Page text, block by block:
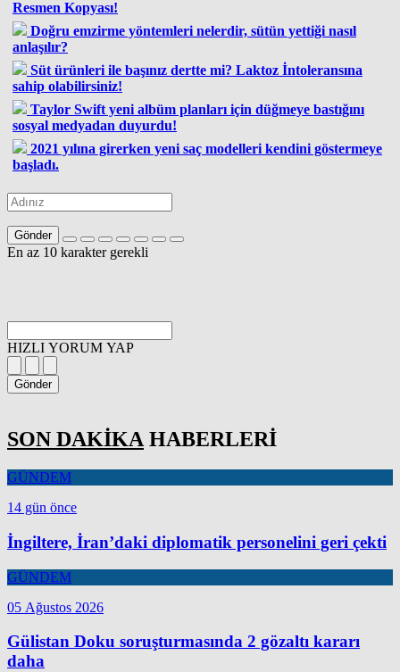
Resmen Kopyası!
Doğru emzirme yöntemleri nelerdir, sütün yettiği nasıl
anlaşılır?
Süt ürünleri ile başınız dertte mi? Laktoz İntoleransına
sahip olabilirsiniz!
Taylor Swift yeni albüm planları için düğmeye bastığını
sosyal medyadan duyurdu!
2021 yılına girerken yeni saç modelleri kendini göstermeye
başladı.
Gönder
En az 10 karakter gerekli
HIZLI YORUM YAP
Gönder
SON DAKİKAHABERLERİ
GÜNDEM
14 gün önce
İngiltere, İran’daki diplomatik personelini geri çekti
GÜNDEM
05 Ağustos 2026
Gülistan Doku soruşturmasında 2 gözaltı kararı
daha